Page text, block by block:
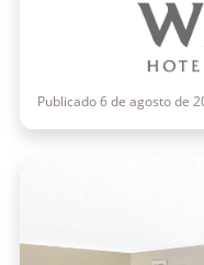
Publicado 6 de agosto de